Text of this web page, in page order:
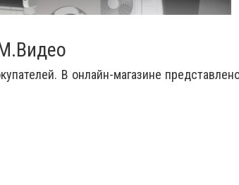
В онлайн-магазине